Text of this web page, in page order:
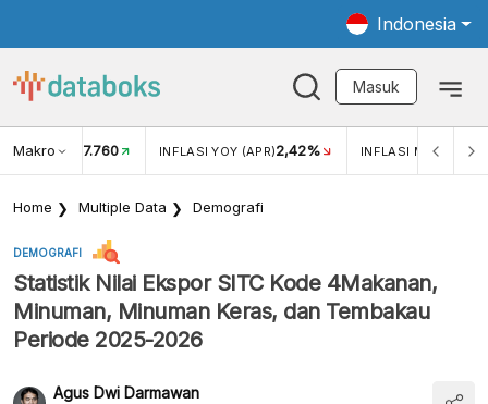
Indonesia
Masuk
Makro
USD/IDR 17.760 INFLASI YOY (APR)2,42% INFLASI MOM (APR)
Home Multiple Data Demografi
DEMOGRAFI
Statistik Nilai Ekspor SITC Kode 4Makanan,
Minuman, Minuman Keras, dan Tembakau
Periode 2025-2026
Agus Dwi Darmawan